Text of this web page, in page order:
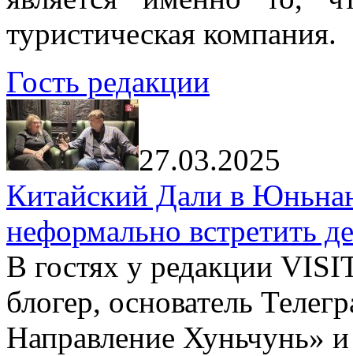
туристическая компания.
Гость редакции
27.03.2025
Китайский Дали в
неформально встретить
В гостях у редакции
блогер, основатель
Направление Хуньчунь»